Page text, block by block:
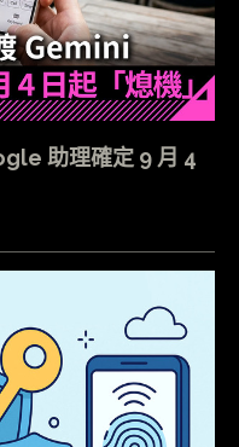
助理確定 9 月 4